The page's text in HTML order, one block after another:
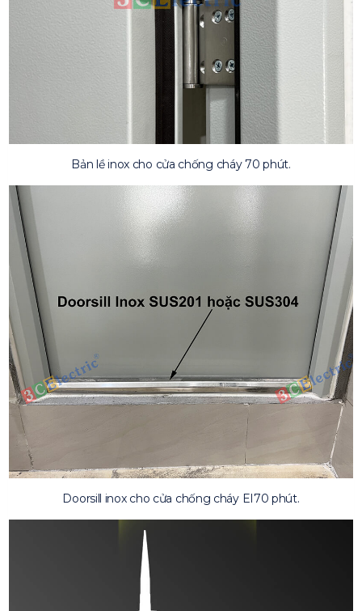
Bản lề inox cho cửa chống cháy 70 phút.
Doorsill inox cho cửa chống cháy EI70 phút.